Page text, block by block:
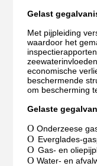
Gelast
Met pijpleiding
waardoor het
economische
beschermende
om bescherming
Gelaste
O Onderzeese
O Everglades-
O Gas- en
O Water- en